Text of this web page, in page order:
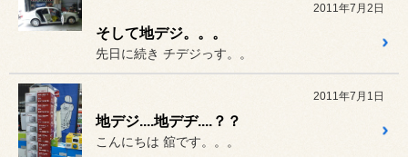
2011年7月2日
そして地デジ。。。
先日に続き チデジっす。。
2011年7月1日
地デジ....地デヂ....？？
こんにちは 舘です。。。